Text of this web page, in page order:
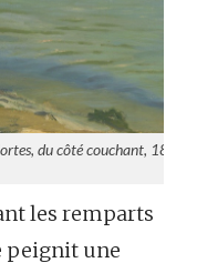
du côté couchant,
les remparts
peignit une